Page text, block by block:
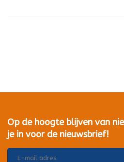
Op de hoogte blijven van
je in voor de nieuwsbrief!